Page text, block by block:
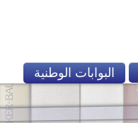
البوابات الوطنية